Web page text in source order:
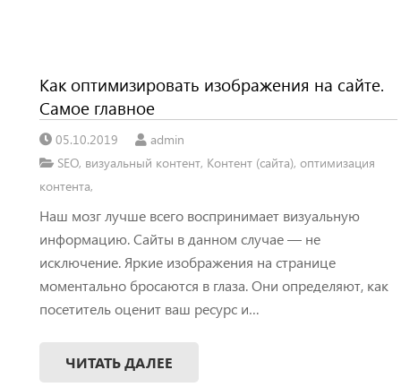
Как оптимизировать изображения на сайте.
Самое главное
05.10.2019
admin
SEO, визуальный контент, Контент (сайта), оптимизация
контента,
Наш мозг лучше всего воспринимает визуальную
информацию. Сайты в данном случае — не
исключение. Яркие изображения на странице
моментально бросаются в глаза. Они определяют, как
посетитель оценит ваш ресурс и…
ЧИТАТЬ ДАЛЕЕ